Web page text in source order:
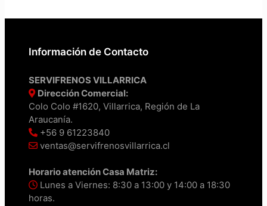
Información de Contacto
SERVIFRENOS VILLARRICA
Dirección Comercial:
Colo Colo #1620, Villarrica, Región de La
Araucanía.
+56 9 61223840
ventas@servifrenosvillarrica.cl
Horario atención Casa Matriz:
Lunes a Viernes: 8:30 a 13:00 y 14:00 a 18:30
horas.